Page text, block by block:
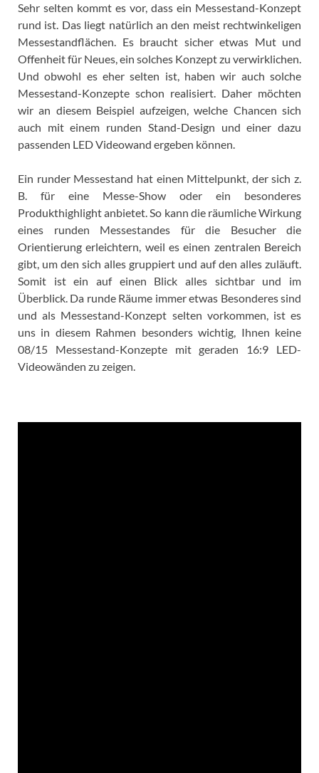
Sehr selten kommt es vor, dass ein Messestand-Konzept
rund ist. Das liegt natürlich an den meist rechtwinkeligen
Messestandflächen. Es braucht sicher etwas Mut und
Offenheit für Neues, ein solches Konzept zu verwirklichen.
Und obwohl es eher selten ist, haben wir auch solche
Messestand-Konzepte schon realisiert. Daher möchten
wir an diesem Beispiel aufzeigen, welche Chancen sich
auch mit einem runden Stand-Design und einer dazu
passenden LED Videowand ergeben können.
Ein runder Messestand hat einen Mittelpunkt, der sich z.
B. für eine Messe-Show oder ein besonderes
Produkthighlight anbietet. So kann die räumliche Wirkung
eines runden Messestandes für die Besucher die
Orientierung erleichtern, weil es einen zentralen Bereich
gibt, um den sich alles gruppiert und auf den alles zuläuft.
Somit ist ein auf einen Blick alles sichtbar und im
Überblick. Da runde Räume immer etwas Besonderes sind
und als Messestand-Konzept selten vorkommen, ist es
uns in diesem Rahmen besonders wichtig, Ihnen keine
08/15 Messestand-Konzepte mit geraden 16:9 LED-
Videowänden zu zeigen.